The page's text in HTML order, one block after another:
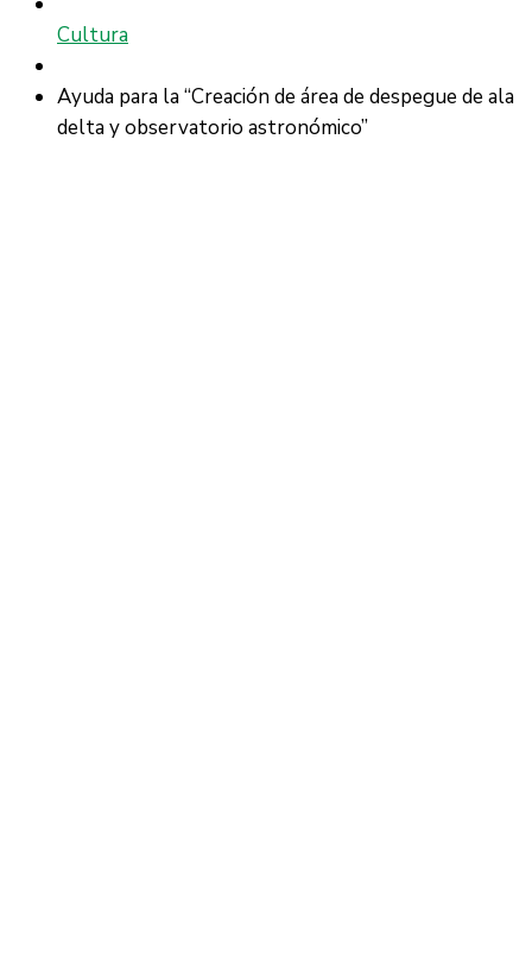
Cultura
Ayuda para la “Creación de área de despegue de ala
delta y observatorio astronómico”